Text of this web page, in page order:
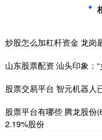
炒股怎么加杠杆资金 龙岗
山东股票配资 汕头印象：“
股票交易平台 智元机器人
股票平台有哪些 腾龙股份
2.19%股份